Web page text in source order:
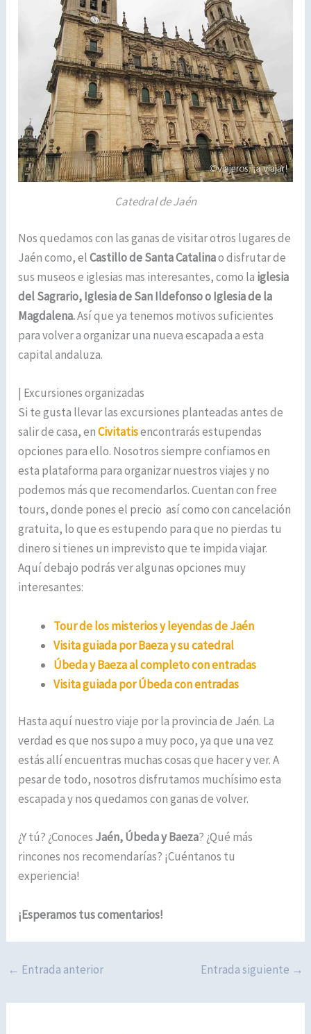
Catedral de Jaén
Nos quedamos con las ganas de visitar otros lugares de
Jaén como, elCastillo de Santa Catalinao disfrutar de
sus museos e iglesias mas interesantes, como la iglesia
del Sagrario, Iglesia de San Ildefonso o Iglesia de la
Magdalena.Así que ya tenemos motivos suficientes
para volver a organizar una nueva escapada a esta
capital andaluza.
| Excursiones organizadas
Si te gusta llevar las excursiones planteadas antes de
salir de casa, enCivitatisencontrarás estupendas
opciones para ello. Nosotros siempre confiamos en
esta plataforma para organizar nuestros viajes y no
podemos más que recomendarlos. Cuentan con free
tours, donde pones el precio así como con cancelación
gratuita, lo que es estupendo para que no pierdas tu
dinero si tienes un imprevisto que te impida viajar.
Aquí debajo podrás ver algunas opciones muy
interesantes:
Tour de los misterios y leyendas de Jaén
Visita guiada por Baeza y su catedral
Úbeda y Baeza al completo con entradas
Visita guiada por Úbeda con entradas
Hasta aquí nuestro viaje por la provincia de Jaén. La
verdad es que nos supo a muy poco, ya que una vez
estás allí encuentras muchas cosas que hacer y ver. A
pesar de todo, nosotros disfrutamos muchísimo esta
escapada y nos quedamos con ganas de volver.
¿Y tú? ¿Conoces Jaén, Úbeda y Baeza? ¿Qué más
rincones nos recomendarías? ¡Cuéntanos tu
experiencia!
¡Esperamos tus comentarios!
← Entrada anterior Entrada siguiente →